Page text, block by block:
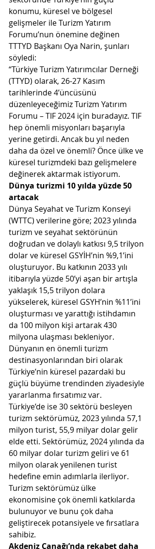
konumu, küresel ve bölgesel
gelişmeler ile Turizm Yatırım
Forumu’nun önemine değinen
TTTYD Başkanı Oya Narin, şunları
söyledi:
“Türkiye Turizm Yatırımcılar Derneği
(TTYD) olarak, 26-27 Kasım
tarihlerinde 4’üncüsünü
düzenleyeceğimiz Turizm Yatırım
Forumu – TIF 2024 için buradayız. TIF
hep önemli misyonları başarıyla
yerine getirdi. Ancak bu yıl neden
daha da özel ve önemli? Önce ülke ve
küresel turizmdeki bazı gelişmelere
değinerek aktarmak istiyorum.
Dünya turizmi 10 yılda yüzde 50
artacak
Dünya Seyahat ve Turizm Konseyi
(WTTC) verilerine göre; 2023 yılında
turizm ve seyahat sektörünün
doğrudan ve dolaylı katkısı 9,5 trilyon
dolar ve küresel GSYİH’nin %9,1’ini
oluşturuyor. Bu katkının 2033 yılı
itibarıyla yüzde 50’yi aşan bir artışla
yaklaşık 15,5 trilyon dolara
yükselerek, küresel GSYH’nin %11’ini
oluşturması ve yarattığı istihdamın
da 100 milyon kişi artarak 430
milyona ulaşması bekleniyor.
Dünyanın en önemli turizm
destinasyonlarından biri olarak
Türkiye’nin küresel pazardaki bu
güçlü büyüme trendinden ziyadesiyle
yararlanma fırsatımız var.
Türkiye’de ise 30 sektörü besleyen
turizm sektörümüz, 2023 yılında 57,1
milyon turist, 55,9 milyar dolar gelir
elde etti. Sektörümüz, 2024 yılında da
60 milyar dolar turizm geliri ve 61
milyon olarak yenilenen turist
hedefine emin adımlarla ilerliyor.
Turizm sektörümüz ülke
ekonomisine çok önemli katkılarda
bulunuyor ve bunu çok daha
geliştirecek potansiyele ve fırsatlara
sahibiz.
Akdeniz Çanağı’nda rekabet daha